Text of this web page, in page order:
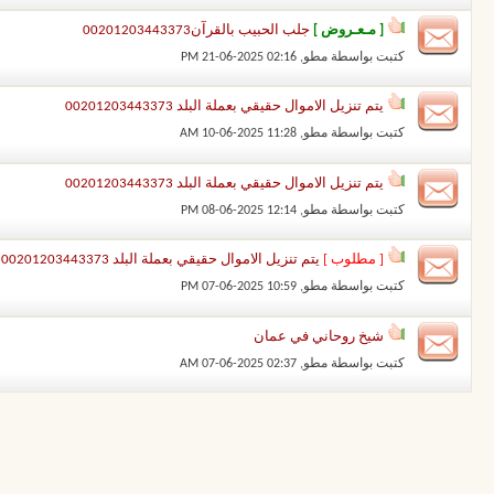
[ مـعـروض ] جلب الحبيب بالقرآن00201203443373
كتبت بواسطة مطو‏, 21-06-2025 02:16 PM
يتم تنزيل الاموال حقيقي بعملة البلد 00201203443373
كتبت بواسطة مطو‏, 10-06-2025 11:28 AM
يتم تنزيل الاموال حقيقي بعملة البلد 00201203443373
كتبت بواسطة مطو‏, 08-06-2025 12:14 PM
[ مطلوب ] يتم تنزيل الاموال حقيقي بعملة البلد 00201203443373
كتبت بواسطة مطو‏, 07-06-2025 10:59 PM
شيخ روحاني في عمان
كتبت بواسطة مطو‏, 07-06-2025 02:37 AM